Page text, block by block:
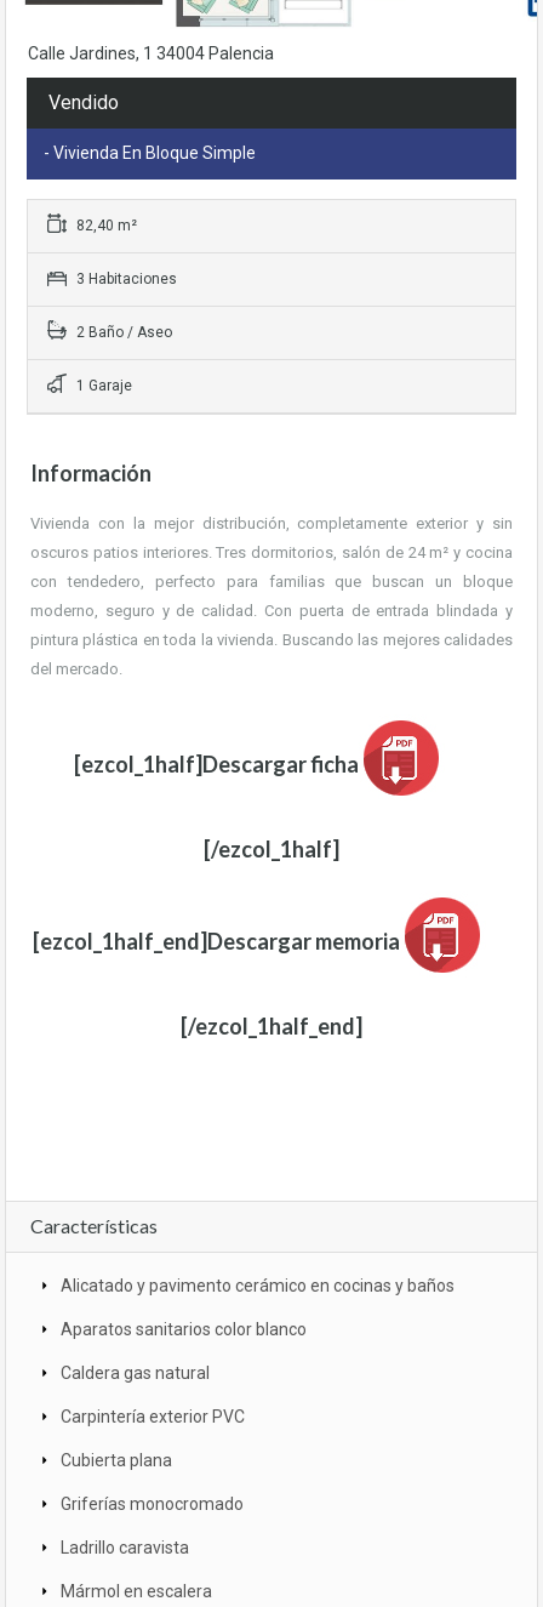
Calle Jardines, 1 34004 Palencia
Vendido
- Vivienda En Bloque Simple
82,40 m²
3 Habitaciones
2 Baño / Aseo
1 Garaje
Información
Vivienda con la mejor distribución, completamente exterior y sin
oscuros patios interiores. Tres dormitorios, salón de 24 m² y cocina
con tendedero, perfecto para familias que buscan un bloque
moderno, seguro y de calidad. Con puerta de entrada blindada y
pintura plástica en toda la vivienda. Buscando las mejores calidades
del mercado.
[ezcol_1half]Descargar ficha
[/ezcol_1half]
[ezcol_1half_end]Descargar memoria
[/ezcol_1half_end]
Características
Alicatado y pavimento cerámico en cocinas y baños
Aparatos sanitarios color blanco
Caldera gas natural
Carpintería exterior PVC
Cubierta plana
Griferías monocromado
Ladrillo caravista
Mármol en escalera
base a cómo
se usa la web.
Para que
funcione lo
mejor posible